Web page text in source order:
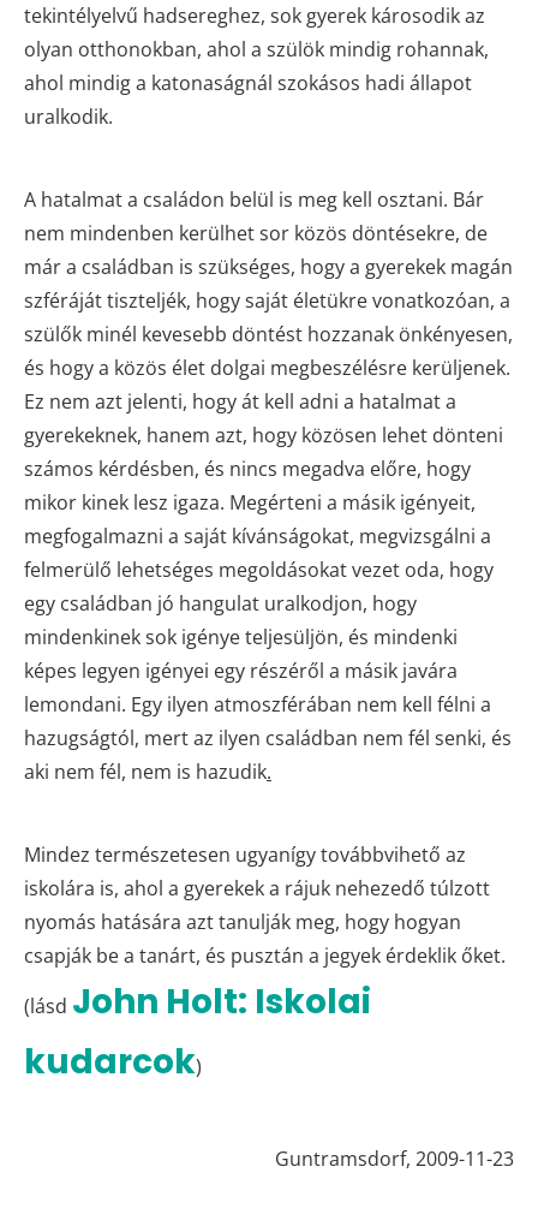
tekintélyelvű hadsereghez, sok gyerek károsodik az
olyan otthonokban, ahol a szülök mindig rohannak,
ahol mindig a katonaságnál szokásos hadi állapot
uralkodik.
A hatalmat a családon belül is meg kell osztani. Bár
nem mindenben kerülhet sor közös döntésekre, de
már a családban is szükséges, hogy a gyerekek magán
szféráját tiszteljék, hogy saját életükre vonatkozóan, a
szülők minél kevesebb döntést hozzanak önkényesen,
és hogy a közös élet dolgai megbeszélésre kerüljenek.
Ez nem azt jelenti, hogy át kell adni a hatalmat a
gyerekeknek, hanem azt, hogy közösen lehet dönteni
számos kérdésben, és nincs megadva előre, hogy
mikor kinek lesz igaza. Megérteni a másik igényeit,
megfogalmazni a saját kívánságokat, megvizsgálni a
felmerülő lehetséges megoldásokat vezet oda, hogy
egy családban jó hangulat uralkodjon, hogy
mindenkinek sok igénye teljesüljön, és mindenki
képes legyen igényei egy részéről a másik javára
lemondani. Egy ilyen atmoszférában nem kell félni a
hazugságtól, mert az ilyen családban nem fél senki, és
aki nem fél, nem is hazudik.
Mindez természetesen ugyanígy továbbvihető az
iskolára is, ahol a gyerekek a rájuk nehezedő túlzott
nyomás hatására azt tanulják meg, hogy hogyan
csapják be a tanárt, és pusztán a jegyek érdeklik őket.
(lásd John Holt: Iskolai
kudarcok)
Guntramsdorf, 2009-11-23